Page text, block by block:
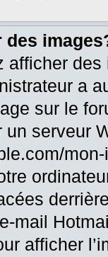
des
afficher
a
sur le
un serveur
mail
afficher